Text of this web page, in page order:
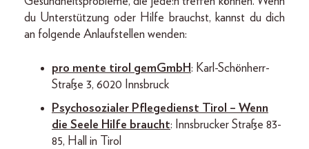
du Unterstützung oder Hilfe brauchst, kannst du dich
an folgende Anlaufstellen wenden:
pro mente tirol gemGmbH: Karl-Schönherr-
Straße 3, 6020 Innsbruck
Psychosozialer Pflegedienst Tirol – Wenn
die Seele Hilfe braucht: Innsbrucker Straße 83-
85, Hall in Tirol